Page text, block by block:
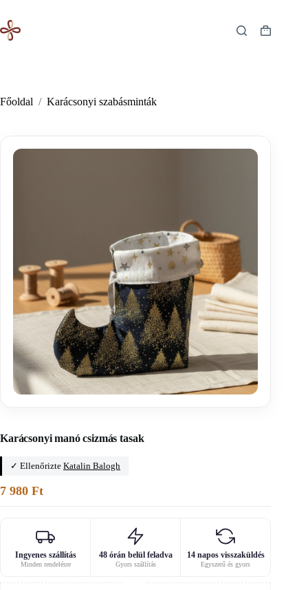
content
Shopping
Főoldal / Karácsonyi szabásminták
Karácsonyi manó csizmás tasak
✓ Ellenőrizte Katalin Balogh
7 980 Ft
Ingyenes szállítás
Minden rendelésre
48 órán belül feladva
Gyors szállítás
14 napos visszaküldés
Egyszerű és gyors